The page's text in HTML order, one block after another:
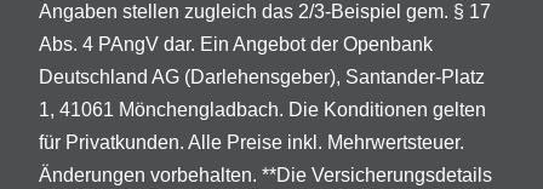
Angaben stellen zugleich das 2/3-Beispiel gem. § 17
Abs. 4 PAngV dar. Ein Angebot der Openbank
Deutschland AG (Darlehensgeber), Santander-Platz
1, 41061 Mönchengladbach. Die Konditionen gelten
für Privatkunden. Alle Preise inkl. Mehrwertsteuer.
Änderungen vorbehalten. **Die Versicherungsdetails